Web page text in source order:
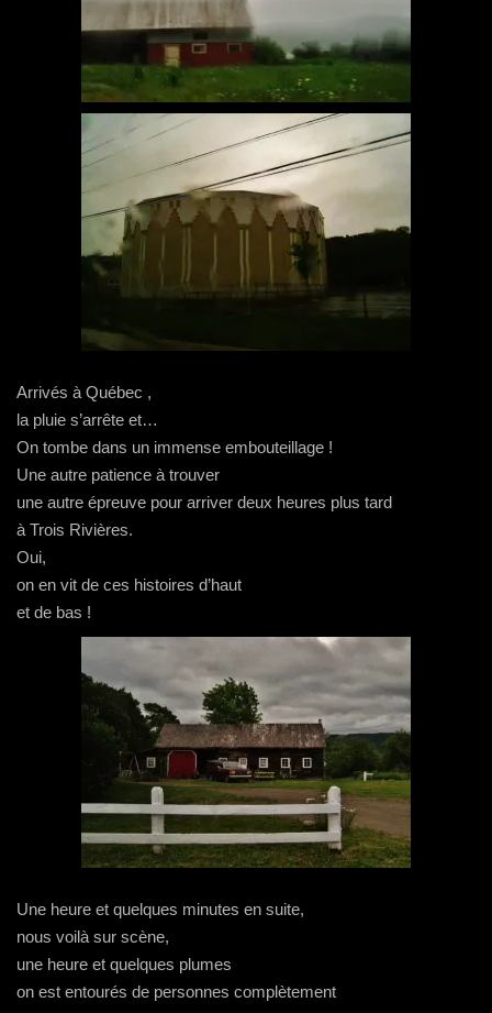
Arrivés à Québec ,
la pluie s’arrête et…
On tombe dans un immense embouteillage !
Une autre patience à trouver
une autre épreuve pour arriver deux heures plus tard
à Trois Rivières.
Oui,
on en vit de ces histoires d’haut
et de bas !
Une heure et quelques minutes en suite,
nous voilà sur scène,
une heure et quelques plumes
on est entourés de personnes complètement